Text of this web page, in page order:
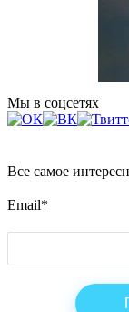
Мы в соцсетях
Все самое
Email*